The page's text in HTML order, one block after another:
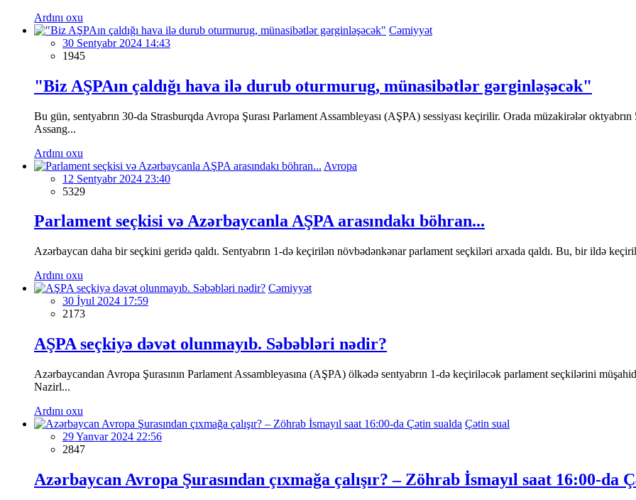
Ardını oxu
Cəmiyyət
30 Sentyabr 2024 14:43
1945
"Biz AŞPAın çaldığı hava ilə durub oturmurug, münasibətlər gərginləşəcək"
Bu gün, sentyabrın 30-da Strasburqda Avropa Şurası Parlament Assambleyası (AŞPA) sessiyası keçirilir. Orada müzakirələr
Assang...
Ardını oxu
Avropa
12 Sentyabr 2024 23:40
5329
Parlament seçkisi və Azərbaycanla AŞPA arasındakı böhran...
Azərbaycan daha bir seçkini geridə qaldı. Sentyabrın 1-də keçirilən növbədənkənar parlament seçkiləri arxada qaldı. Bu, bir ildə
Ardını oxu
Cəmiyyət
30 İyul 2024 17:59
2173
AŞPA seçkiyə dəvət olunmayıb. Səbəbləri nədir?
Azərbaycandan Avropa Şurasının Parlament Assambleyasına (AŞPA) ölkədə sentyabrın 1-də keçiriləcək parlament seçkilərini
Nazirl...
Ardını oxu
Çətin sual
29 Yanvar 2024 22:56
2847
Azərbaycan Avropa Şurasından çıxmağa çalışır? – Zöhrab İsmayıl saat 16:00-da